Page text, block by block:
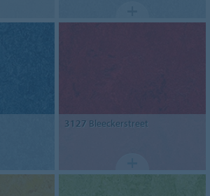
3127 Bleeckerstreet